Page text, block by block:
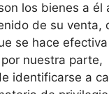
los bienes a él
de su venta,
se hace
nuestra
identificarse a